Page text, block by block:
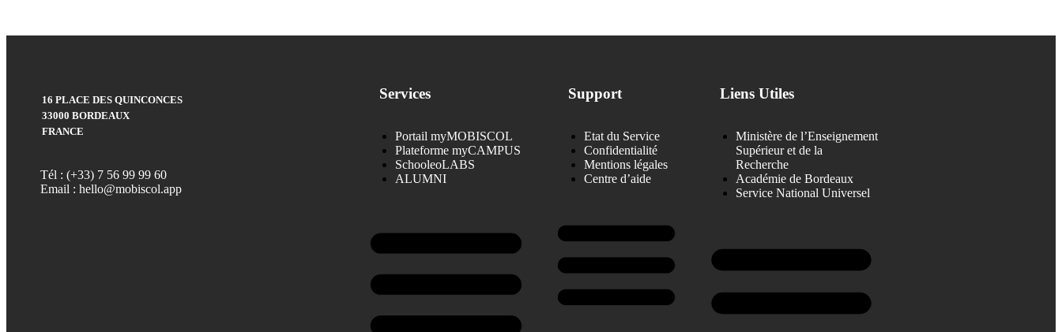
16 PLACE DES QUINCONCES
33000 BORDEAUX
FRANCE
Tél : (+33) 7 56 99 99 60
Email : hello@mobiscol.app
Services
Portail myMOBISCOL
Plateforme myCAMPUS
SchooleoLABS
ALUMNI
Support
Etat du Service
Confidentialité
Mentions légales
Centre d’aide
Liens Utiles
Ministère de l’Enseignement
Supérieur et de la
Recherche
Académie de Bordeaux
Service National Universel